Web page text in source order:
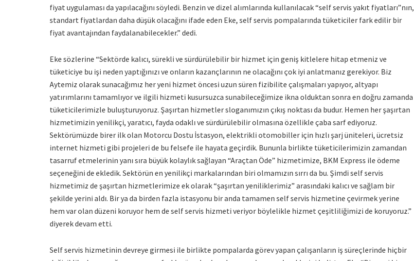
fiyat uygulaması da yapılacağını söyledi. Benzin ve dizel alımlarında kullanılacak “self servis yakıt fiyatları”nın,
standart fiyatlardan daha düşük olacağını ifade eden Eke, self servis pompalarında tüketiciler fark edilir bir
fiyat avantajından faydalanabilecekler.” dedi.
Eke sözlerine “Sektörde kalıcı, sürekli ve sürdürülebilir bir hizmet için geniş kitlelere hitap etmeniz ve
tüketiciye bu işi neden yaptığınızı ve onların kazançlarının ne olacağını çok iyi anlatmanız gerekiyor. Biz
Aytemiz olarak sunacağımız her yeni hizmet öncesi uzun süren fizibilite çalışmaları yapıyor, altyapı
yatırımlarını tamamlıyor ve ilgili hizmeti kusursuzca sunabileceğimize ikna olduktan sonra en doğru zamanda
tüketicilerimizle buluşturuyoruz. Şaşırtan hizmetler sloganımızın çıkış noktası da budur. Hemen her şaşırtan
hizmetimizin yenilikçi, yaratıcı, fayda odaklı ve sürdürülebilir olmasına özellikle çaba sarf ediyoruz.
Sektörümüzde birer ilk olan Motorcu Dostu İstasyon, elektrikli otomobiller için hızlı şarj üniteleri, ücretsiz
internet hizmeti gibi projeleri de bu felsefe ile hayata geçirdik. Bununla birlikte tüketicilerimizin zamandan
tasarruf etmelerinin yanı sıra büyük kolaylık sağlayan “Araçtan Öde” hizmetimize, BKM Express ile ödeme
seçeneğini de ekledik. Sektörün en yenilikçi markalarından biri olmamızın sırrı da bu. Şimdi self servis
hizmetimiz de şaşırtan hizmetlerimize ek olarak “şaşırtan yeniliklerimiz” arasındaki kalıcı ve sağlam bir
şekilde yerini aldı. Bir ya da birden fazla istasyonu bir anda tamamen self servis hizmetine çevirmek yerine
hem var olan düzeni koruyor hem de self servis hizmeti veriyor böylelikle hizmet çeşitliliğimizi de koruyoruz.”
diyerek devam etti.
Self servis hizmetinin devreye girmesi ile birlikte pompalarda görev yapan çalışanların iş süreçlerinde hiçbir